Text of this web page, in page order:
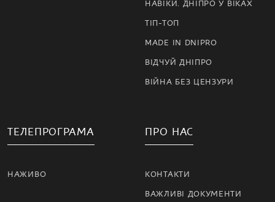
НАВІКИ. ДНІПРО У ВІКАХ
ТІП-ТОП
MADE IN DNIPRO
ВІДЧУЙ ДНІПРО
ВІЙНА БЕЗ ЦЕНЗУРИ
ТЕЛЕПРОГРАМА
НАЖИВО
ПРО НАС
КОНТАКТИ
ВАЖЛИВІ ДОКУМЕНТИ